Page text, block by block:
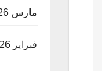
مارس 2026
فبراير 2026